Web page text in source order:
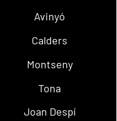
Avinyó
Calders
Montseny
Tona
Joan Despí